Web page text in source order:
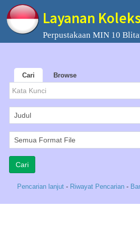
Layanan
Perpustakaan MIN 10
Cari Browse
Pencarian lanjut - Riwayat Pencarian -